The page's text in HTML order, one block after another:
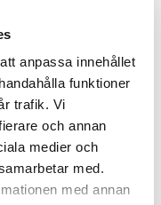
anpassa innehållet
funktioner
trafik. Vi
och annan
medier och
med.
med annan
av Fredrik
snett. Ja, jag är nörd
Tony Hammarlund
jag kommer bli riktigt